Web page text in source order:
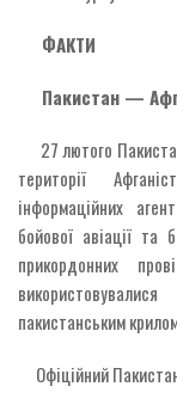
ФАКТИ
Пакистан —
27 лютого
території
інформаційних
бойової авіації та
прикордонних
пакистанським
Офіційний